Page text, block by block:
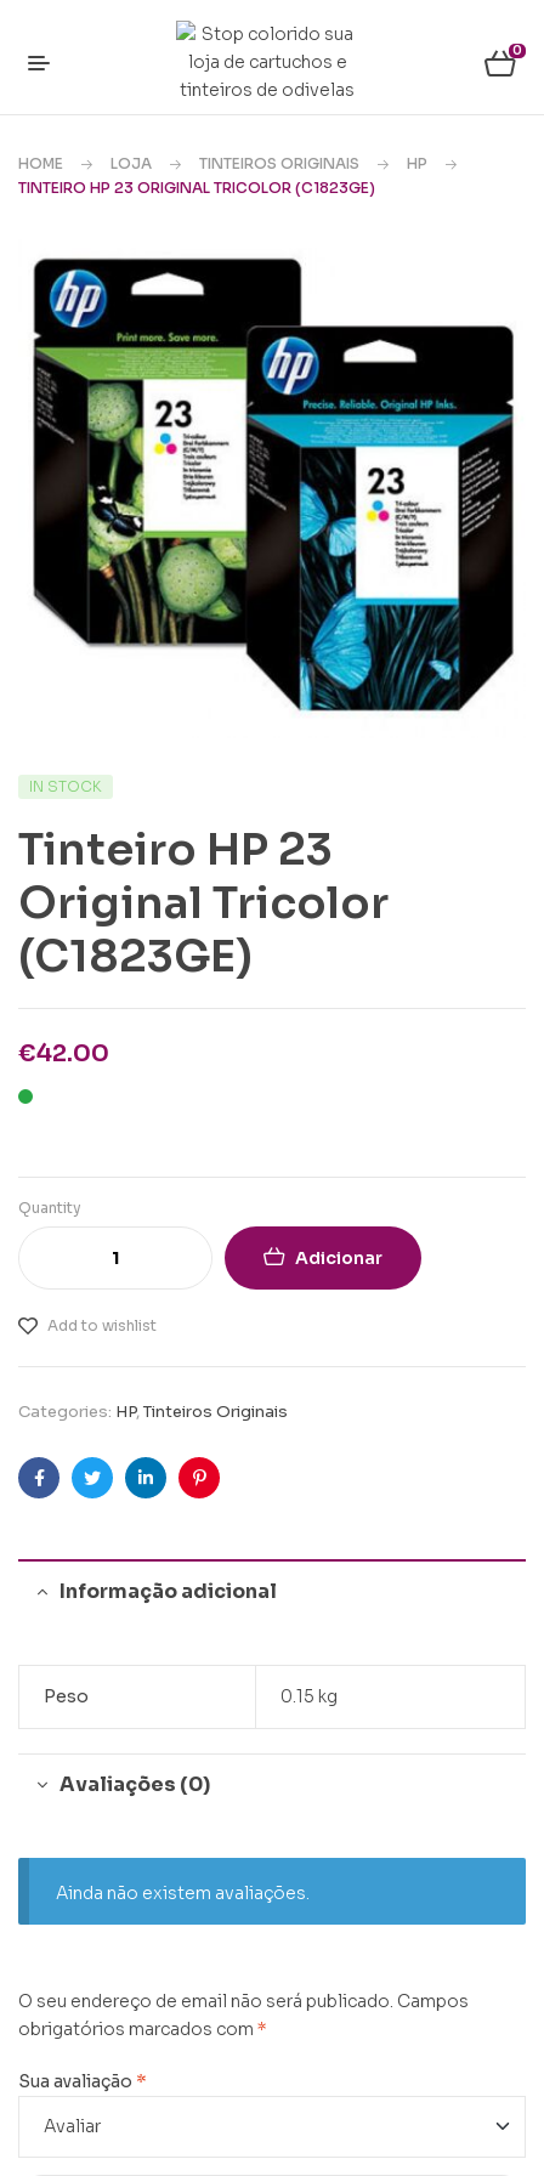
0
HOME LOJA TINTEIROS ORIGINAIS
HP
TINTEIRO HP 23 ORIGINAL TRICOLOR (C1823GE)
IN STOCK
Tinteiro HP 23
Original Tricolor
(C1823GE)
€42.00
Quantity
Adicionar
Add to wishlist
Categories: HP,Tinteiros Originais
FacebookTwitterLinkedinPinterest
Informação adicional
Peso 0.15 kg
Avaliações (0)
Ainda não existem avaliações.
O seu endereço de email não será publicado. Campos
obrigatórios marcados com *
Sua avaliação *